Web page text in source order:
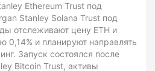
Ethereum Trust под
Stanley Solana Trust под
отслеживают цену ETH и
0,14% и планируют направлять
Запуск состоялся после
Bitcoin Trust, активы